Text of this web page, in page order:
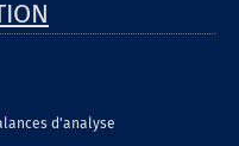
d'analyse